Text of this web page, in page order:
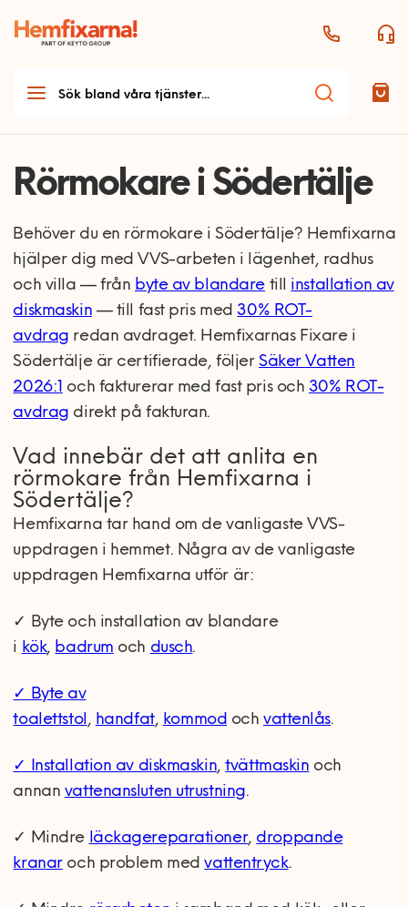
Rörmokare i Södertälje
Behöver du en rörmokare i Södertälje? Hemfixarna
hjälper dig med VVS-arbeten i lägenhet, radhus
och villa — från byte av blandaretill installation av
diskmaskin — till fast pris med 30% ROT-
avdrag redan avdraget. Hemfixarnas Fixare i
Södertälje är certifierade, följerSäker Vatten
2026:1 och fakturerar med fast pris och 30% ROT-
avdrag direkt på fakturan.
Vad innebär det att anlita en
rörmokare från Hemfixarna i
Södertälje?
Hemfixarna tar hand om de vanligaste VVS-
uppdragen i hemmet. Några av de vanligaste
uppdragen Hemfixarna utför är:
✓ Byte och installation av blandare
i kök, badrum och dusch.
✓ Byte av
toalettstol, handfat, kommod ochvattenlås.
✓ Installation av diskmaskin,tvättmaskin och
annan vattenansluten utrustning.
✓ Mindre läckagereparationer, droppande
kranaroch problem medvattentryck.